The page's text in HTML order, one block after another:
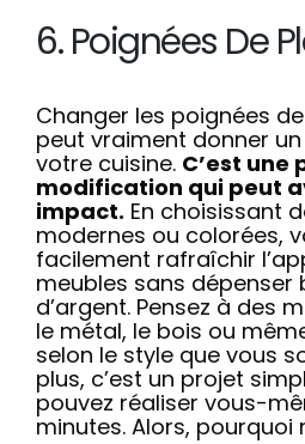
6. Poignées De
Changer les poignées
peut vraiment donner
votre cuisine. C’est une
modification qui peut
impact. En choisissant
modernes ou colorées,
facilement rafraîchir
meubles sans dépenser
d’argent. Pensez à des
le métal, le bois ou
selon le style que vous
plus, c’est un projet
pouvez réaliser vous-
minutes. Alors, pourquoi